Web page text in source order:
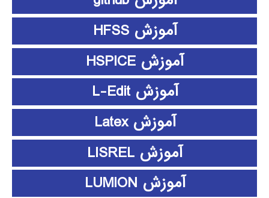
آموزش HFSS
آموزش HSPICE
آموزش L-Edit
آموزش Latex
آموزش LISREL
آموزش LUMION